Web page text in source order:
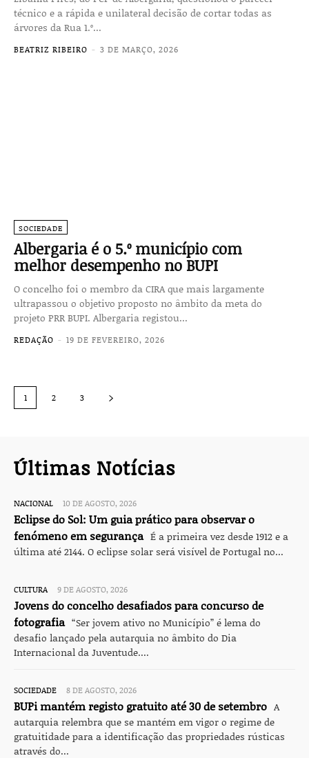
técnico e a rápida e unilateral decisão de cortar todas as
árvores da Rua 1.º...
BEATRIZ RIBEIRO - 3 DE MARÇO, 2026
SOCIEDADE
Albergaria é o 5.º município com
melhor desempenho no BUPI
O concelho foi o membro da CIRA que mais largamente
ultrapassou o objetivo proposto no âmbito da meta do
projeto PRR BUPI. Albergaria registou...
REDAÇÃO - 19 DE FEVEREIRO, 2026
1 2 3
Últimas Notícias
NACIONAL 10 DE AGOSTO, 2026
Eclipse do Sol: Um guia prático para observar o
fenómeno em segurança É a primeira vez desde 1912 e a
última até 2144. O eclipse solar será visível de Portugal no...
CULTURA 9 DE AGOSTO, 2026
Jovens do concelho desafiados para concurso de
fotografia “Ser jovem ativo no Município” é lema do
desafio lançado pela autarquia no âmbito do Dia
Internacional da Juventude....
SOCIEDADE 8 DE AGOSTO, 2026
BUPi mantém registo gratuito até 30 de setembro A
autarquia relembra que se mantém em vigor o regime de
gratuitidade para a identificação das propriedades rústicas
através do...